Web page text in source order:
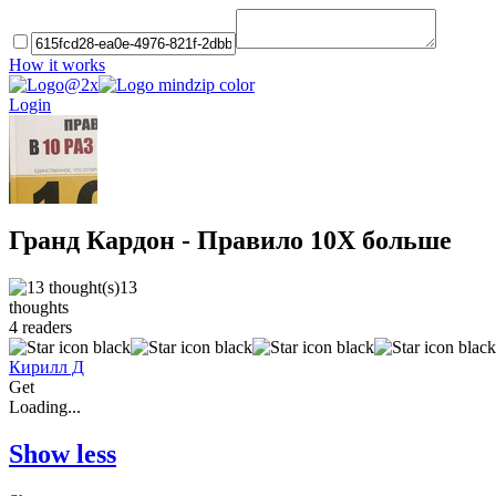
How it works
Login
Гранд Кардон - Правило 10Х больше
13
thoughts
4 readers
Кирилл Д
Get
Loading...
Show less